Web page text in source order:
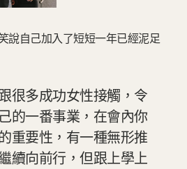
說自己加入了短短一年已經泥足
很多成功女性接觸，令
的一番事業，在會內你
重要性，有一種無形推
續向前行，但跟上學上